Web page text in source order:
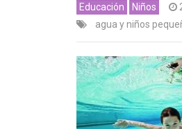
Educación Niños
agua y niños